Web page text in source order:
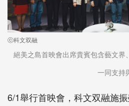
ⓒ科文双融
絕美之島首映會出席貴賓包含藝文界
一同支持
6/1舉行首映會，科文双融施